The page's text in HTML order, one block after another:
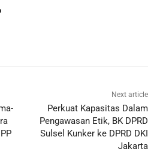
Next article
Perkuat Kapasitas Dalam
Pengawasan Etik, BK DPRD
Sulsel Kunker ke DPRD DKI
Jakarta